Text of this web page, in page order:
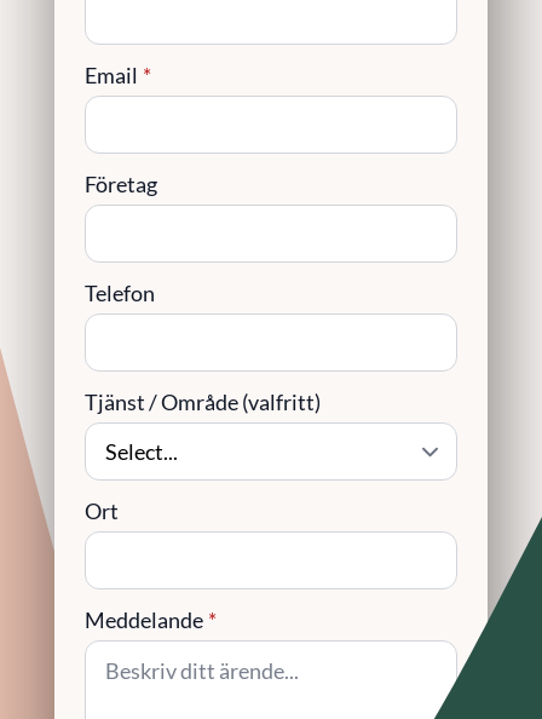
Email *
Företag
Telefon
Tjänst / Område (valfritt)
Ort
Meddelande *